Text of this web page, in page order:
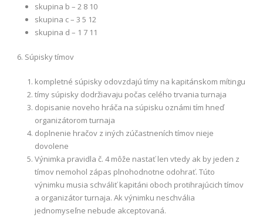
skupina b – 2 8 10
skupina c – 3 5 12
skupina d – 1 7 11
6. Súpisky tímov
kompletné súpisky odovzdajú tímy na kapitánskom mítingu
tímy súpisky dodržiavaju počas celého trvania turnaja
dopisanie noveho hráča na súpisku oznámi tím hneď
organizátorom turnaja
doplnenie hračov z iných zúčastneních tímov nieje
dovolene
Výnimka pravidla č. 4 môže nastať len vtedy ak by jeden z
tímov nemohol zápas plnohodnotne odohrať. Túto
výnimku musia schváliť kapitáni oboch protihrajúcich tímov
a organizátor turnaja. Ak výnimku neschvália
jednomyseľne nebude akceptovaná.